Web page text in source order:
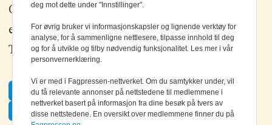
Olav Brunborgs vei 6, 1396 Billingstad
epost: elektronikk@elektronikkforlaget.no
Tips oss:tips@elektronikkforlaget.no
Facebook
Twitter
deg mot dette under "Innstillinger".
For øvrig bruker vi informasjonskapsler og lignende verktøy for
analyse, for å sammenligne nettlesere, tilpasse innhold til deg
og for å utvikle og tilby nødvendig funksjonalitet. Les mer i vår
personvernerklæring.
Vi er med i Fagpressen-nettverket. Om du samtykker under, vil
du få relevante annonser på nettstedene til medlemmene i
nettverket basert på informasjon fra dine besøk på tvers av
disse nettstedene. En oversikt over medlemmene finner du på